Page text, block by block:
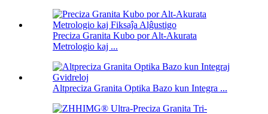
Preciza Granita Kubo por Alt-Akurata
Metrologio kaj ...
Altpreciza Granita Optika Bazo kun Integra ...